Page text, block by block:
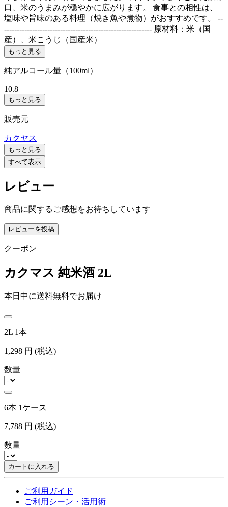
口、米のうまみが穏やかに広がります。 食事との相性は、
塩味や旨味のある料理（焼き魚や煮物）がおすすめです。 --
---------------------------------------------------------- 原材料：米（国
産）、米こうじ（国産米）
もっと見る
純アルコール量（100ml）
10.8
もっと見る
販売元
カクヤス
もっと見る
すべて表示
レビュー
商品に関するご感想をお待ちしています
レビューを投稿
クーポン
カクマス 純米酒 2L
本日中に送料無料でお届け
2L 1本
1,298 円 (税込)
数量
6本 1ケース
7,788 円 (税込)
数量
カートに入れる
ご利用ガイド
ご利用シーン・活用術